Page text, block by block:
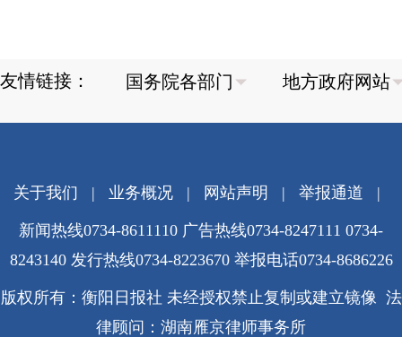
友情链接：
关于我们 | 业务概况| 网站声明 | 举报通道 |
新闻热线0734-8611110 广告热线0734-8247111 0734-
8243140 发行热线0734-8223670 举报电话0734-8686226
版权所有：衡阳日报社 未经授权禁止复制或建立镜像 法
律顾问：湖南雁京律师事务所